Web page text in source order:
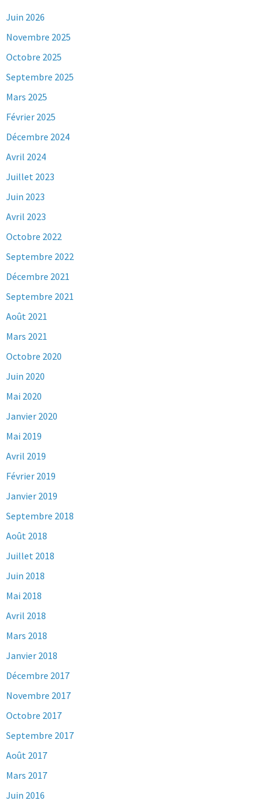
Juin 2026
Novembre 2025
Octobre 2025
Septembre 2025
Mars 2025
Février 2025
Décembre 2024
Avril 2024
Juillet 2023
Juin 2023
Avril 2023
Octobre 2022
Septembre 2022
Décembre 2021
Septembre 2021
Août 2021
Mars 2021
Octobre 2020
Juin 2020
Mai 2020
Janvier 2020
Mai 2019
Avril 2019
Février 2019
Janvier 2019
Septembre 2018
Août 2018
Juillet 2018
Juin 2018
Mai 2018
Avril 2018
Mars 2018
Janvier 2018
Décembre 2017
Novembre 2017
Octobre 2017
Septembre 2017
Août 2017
Mars 2017
Juin 2016